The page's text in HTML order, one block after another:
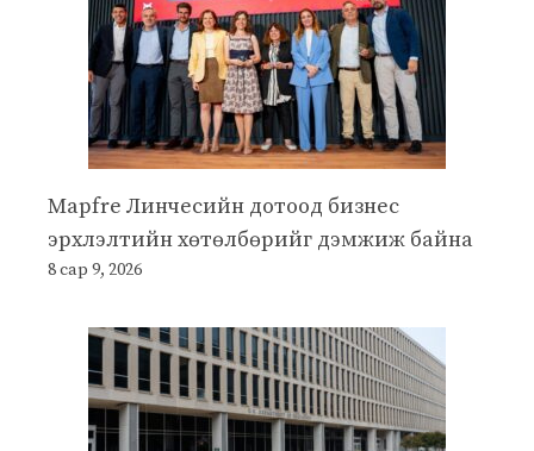
Mapfre Линчесийн дотоод бизнес
эрхлэлтийн хөтөлбөрийг дэмжиж байна
8 сар 9, 2026